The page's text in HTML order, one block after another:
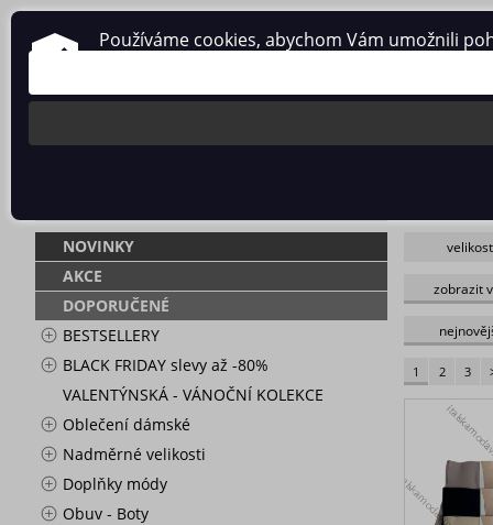
O nás Obchodní podmínky Ochrana osobních údajů
NOVINKY
AKCE
DOPORUČENÉ
BESTSELLERY
BLACK FRIDAY slevy až -80%
VALENTÝNSKÁ - VÁNOČNÍ KOLEKCE
Oblečení dámské
Nadměrné velikosti
Doplňky módy
Obuv - Boty
velikost
D
xl/2xl-2xl/
2XL
3XL-6XL
8XL
camello
tmavě
zobrazit
1 2 3
Používáme cookies, abychom Vám umožnili